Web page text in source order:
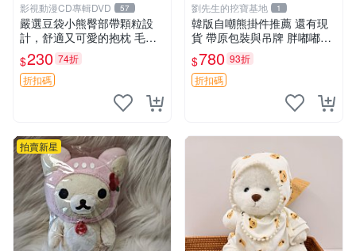
影視動漫CD專輯DVD 57
嚴選豆袋小熊臀部帶顆粒設
計，舒適又可愛的抱枕 毛絨
抱枕、臀部按摩、坐墊
$230 74折
折扣碼
劉先生的挖寶基地 1
韓版自嘲熊掛件推薦 還有現
貨 帶原包裝與吊牌 胖嘟嘟超
可愛 毛絨手感佳 小熊掛件 自
嘲抱枕 小熊抱枕
$780 93折
折扣碼
拍賣新星